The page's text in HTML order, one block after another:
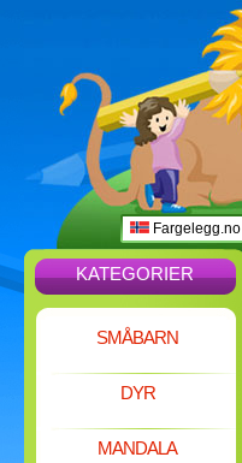
Fargelegg.no
KATEGORIER
SMÅBARN
DYR
MANDALA